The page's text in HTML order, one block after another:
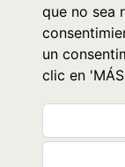
que no sea
un
clic en 'MÁS